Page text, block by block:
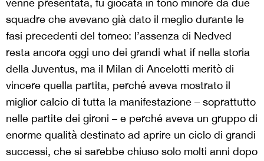
venne presentata, fu giocata in tono minore da due
squadre che avevano già dato il meglio durante le
fasi precedenti del torneo: l’assenza di Nedved
resta ancora oggi uno dei grandi what if nella storia
della Juventus, ma il Milan di Ancelotti meritò di
vincere quella partita, perché aveva mostrato il
miglior calcio di tutta la manifestazione – soprattutto
nelle partite dei gironi – e perché aveva un gruppo di
enorme qualità destinato ad aprire un ciclo di grandi
successi, che si sarebbe chiuso solo molti anni dopo